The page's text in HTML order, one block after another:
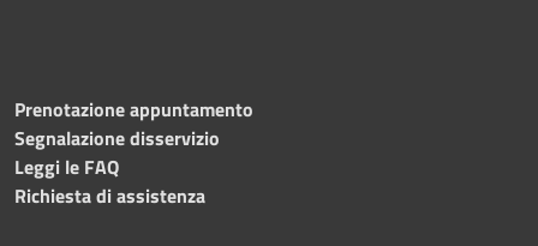
Prenotazione appuntamento
Segnalazione disservizio
Leggi le FAQ
Richiesta di assistenza